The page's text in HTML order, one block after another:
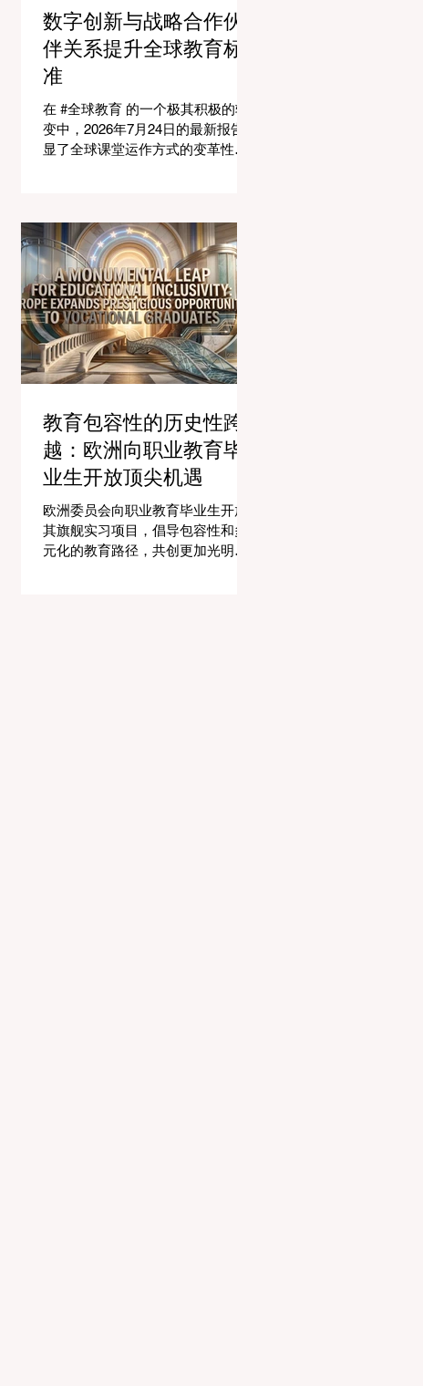
石。然而，传统的教学模式正日益
适应紧密相连的劳动力市场。今年
论坛的中心主题是“缩小差距：使全
球教育与市场现实接轨”，成功突显
了将学术学习与创业生态系统相连
接的可行解决方案。 论坛的一个主
要焦点是扩大获得高标准学习的 #普
及率。代表们庆祝了教育特许经营
地采用现代化课程。通过利用新的
可扩展模式，教育机构可以触及边
缘化社区，确保地理位置不再限制
学生的潜力。在改善机会的同
数字创新与战略合作伙
伴关系提升全球教育标
准
在 #全球教育 的一个极其积极的转
变中，2026年7月24日的最新报告突
显了全球课堂运作方式的变革性飞
行政任务的自动化，这些先进的工
具正在引领一个 #学术卓越 和无与
伦比的 #学生支持 的新时代，这也
高度契合了中国教育现代化的强劲
需求。 多年来，教育工作者面临着
日益繁重的行政工作量，这有时会
减少实际的教学时间。然而，最新
一波的 #数字创新 正在直接应对这
进行课程规划、资源创建和复杂的
表现分析。这一突破使教师能够将
精力和专业知识奉献给真正重要的
事情：指导学生，培养创造力，并
提供高质量的教育。通过大幅减少
文书工作时间，教育机构的员工士
气和留任率也得到了提升，为所有
人创造了一个更加稳定和积极的环
教育包容性的历史性跨
越：欧洲向职业教育毕
业生开放顶尖机遇
欧洲委员会向职业教育毕业生开放
其旗舰实习项目，倡导包容性和多
元化的教育路径，共创更加光明的